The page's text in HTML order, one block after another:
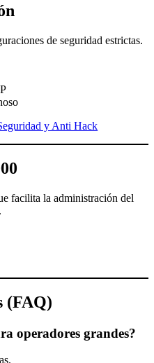
de seguridad estrictas.
y Anti Hack
facilita la administración del
(FAQ)
operadores grandes?